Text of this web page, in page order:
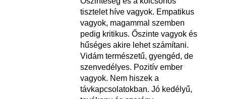
tisztelet híve vagyok. Empatikus
vagyok, magammal szemben
pedig kritikus. Őszinte vagyok és
hűséges akire lehet számítani.
Vidám természetű, gyengéd, de
szenvedélyes. Pozitív ember
vagyok. Nem hiszek a
távkapcsolatokban. Jó kedélyű,